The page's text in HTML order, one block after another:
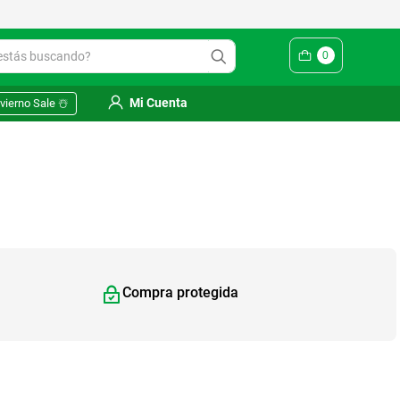
buscando? 0
Sale ☃️ Mi Cuenta
Compra protegida